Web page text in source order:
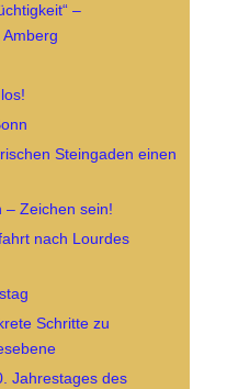
–
Steingaden einen
– Zeichen sein!
nach Lourdes
Schritte zu
Jahrestages des